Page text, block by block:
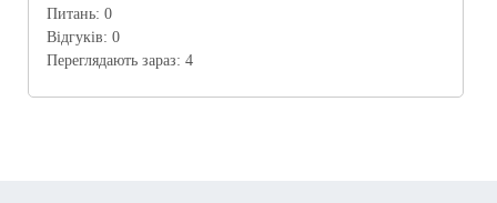
Питань: 0
Відгуків: 0
Переглядають зараз: 4